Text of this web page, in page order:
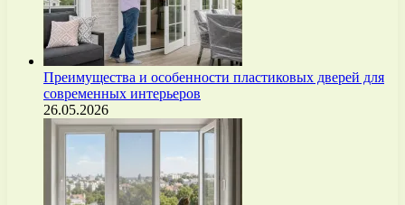
Преимущества и особенности пластиковых дверей для
современных интерьеров
26.05.2026